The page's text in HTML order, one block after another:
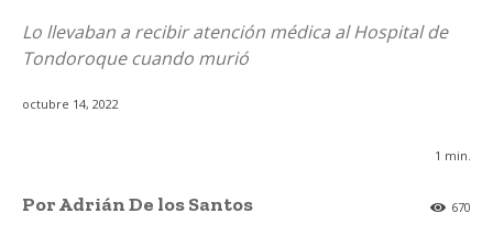
Lo llevaban a recibir atención médica al Hospital de
Tondoroque cuando murió
octubre 14, 2022
1 min.
670
Por Adrián De los Santos